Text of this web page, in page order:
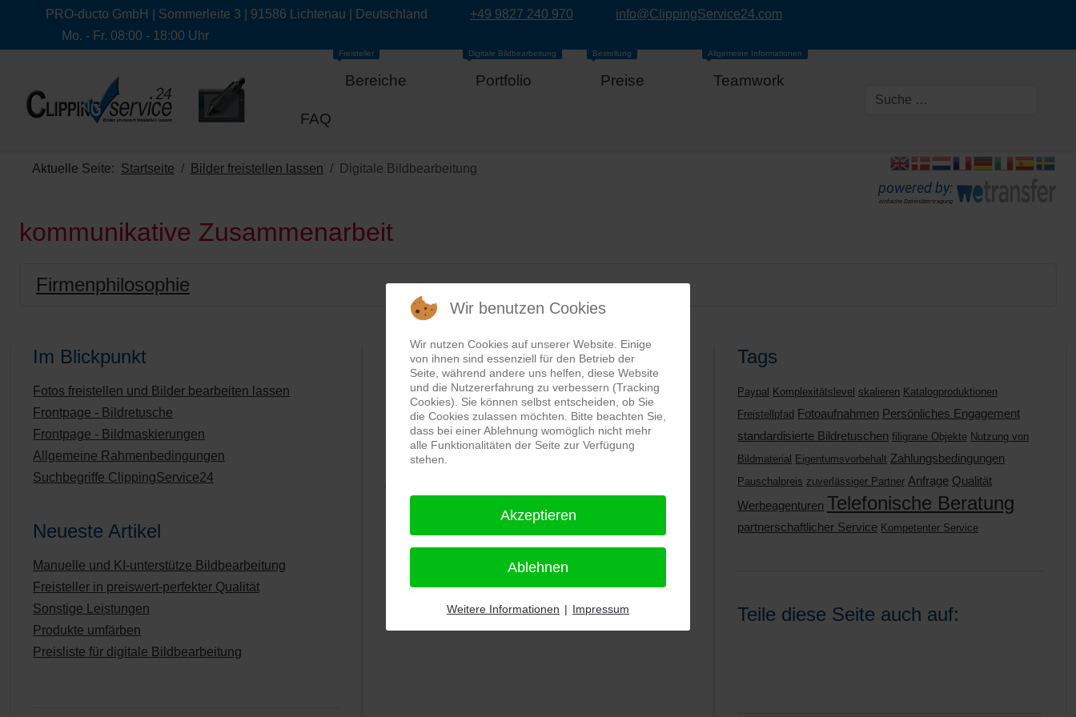
PRO-ducto GmbH | Sommerleite 3 | 91586 Lichtenau | Deutschland +49 9827 240 970
info@ClippingService24.com
Mo. - Fr. 08:00 - 18:00 Uhr
Bereiche
Freisteller
Portfolio
Digitale Bildbearbeitung
Preise
Bestellung
Teamwork
Allgemeine Informationen
FAQ
Aktuelle Seite: Startseite Bilder freistellen lassen Digitale Bildbearbeitung
powered by:
einfache Datenübertragung
kommunikative Zusammenarbeit
Firmenphilosophie
Im Blickpunkt
Fotos freistellen und Bilder bearbeiten lassen
Frontpage - Bildretusche
Frontpage - Bildmaskierungen
Allgemeine Rahmenbedingungen
Suchbegriffe ClippingService24
Neueste Artikel
Manuelle und KI-unterstütze Bildbearbeitung
Freisteller in preiswert-perfekter Qualität
Sonstige Leistungen
Produkte umfärben
Preisliste für digitale Bildbearbeitung
PRO-ducto GmbH, Fotografie und Bildbearbeitung in
Lichtenau
⭐⭐⭐⭐⭐bei144 Google-Rezensionen (Stand
11.01.2026)
Tags
Paypal Komplexitätslevel skalieren Katalogproduktionen
Freistellpfad Fotoaufnahmen Persönliches Engagement
standardisierte Bildretuschen filigrane Objekte Nutzung von
Bildmaterial Eigentumsvorbehalt Zahlungsbedingungen
Pauschalpreis zuverlässiger Partner Anfrage Qualität
Werbeagenturen Telefonische Beratung
partnerschaftlicher Service Kompetenter Service
Teile diese Seite auch auf:
Wir benutzen Cookies
Wir nutzen Cookies auf unserer Website. Einige
von ihnen sind essenziell für den Betrieb der
Seite, während andere uns helfen, diese Website
und die Nutzererfahrung zu verbessern (Tracking
Cookies). Sie können selbst entscheiden, ob Sie
die Cookies zulassen möchten. Bitte beachten Sie,
dass bei einer Ablehnung womöglich nicht mehr
alle Funktionalitäten der Seite zur Verfügung
stehen.
Akzeptieren
Ablehnen
Weitere Informationen | Impressum